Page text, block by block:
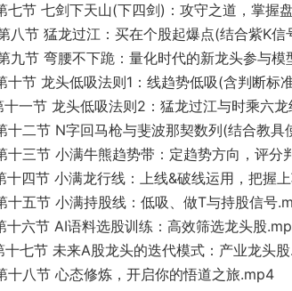
七节 七剑下天山(下四剑)：攻守之道，掌握
八节 猛龙过江：买在个股起爆点(结合紫K信
九节 弯腰不下跪：量化时代的新龙头参与模
十节 龙头低吸法则1：线趋势低吸(含判断标
十一节 龙头低吸法则2：猛龙过江与时乘六
十二节 N字回马枪与斐波那契数列(结合教具
十三节 小满牛熊趋势带：定趋势方向，评
十四节 小满龙行线：上线&破线运用，把握
十五节 小满持股线：低吸、做T与持股信号
十六节 AI语料选股训练：高效筛选龙头股
十七节 未来A股龙头的迭代模式：产业龙头
十八节 心态修炼，开启你的悟道之旅.mp4